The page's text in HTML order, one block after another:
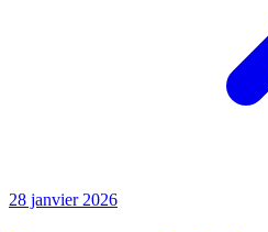
28 janvier 2026